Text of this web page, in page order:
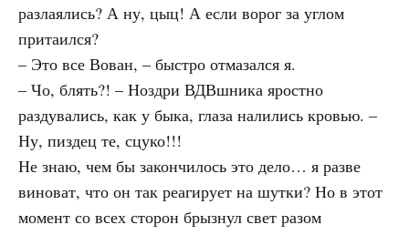
разлаялись? А ну, цыц! А если ворог за углом
притаился?
– Это все Вован, – быстро отмазался я.
– Чо, блять?! – Ноздри ВДВшника яростно
раздувались, как у быка, глаза налились кровью. –
Ну, пиздец те, сцуко!!!
Не знаю, чем бы закончилось это дело… я разве
виноват, что он так реагирует на шутки? Но в этот
момент со всех сторон брызнул свет разом